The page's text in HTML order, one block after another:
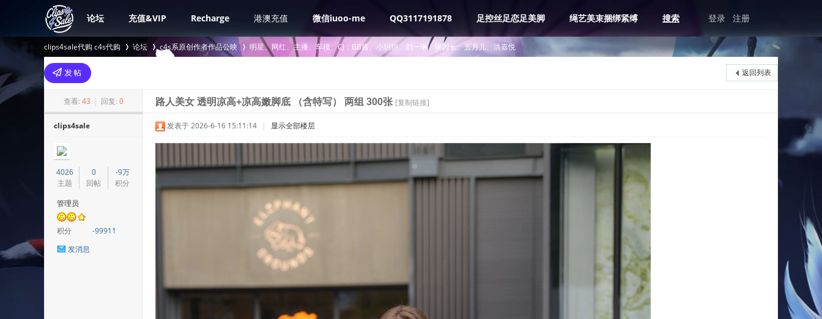
论坛 充值&VIP Recharge 港澳充值 微信iuoo-me QQ3117191878 足控丝足恋足美脚 绳艺美束捆绑紧缚 搜索 登录 注册
clips4sale代购 c4s代购
>
论坛 c4s系原创作者作品公映
›
明星、网红、主播、车模、CJ；BB酱、小玥玥、刘一琳、琳园长、五月儿、洪嘉悦
返回列表
查看: 43 | 回复: 0 路人美女 透明凉高+凉高嫩脚底 （含特写） 两组 300张 [复制链接]
clips4sale
4026
主题
0
回帖
-9万
积分
管理员
积分
-99911
发消息
发表于 2026-6-16 15:11:14 | 显示全部楼层